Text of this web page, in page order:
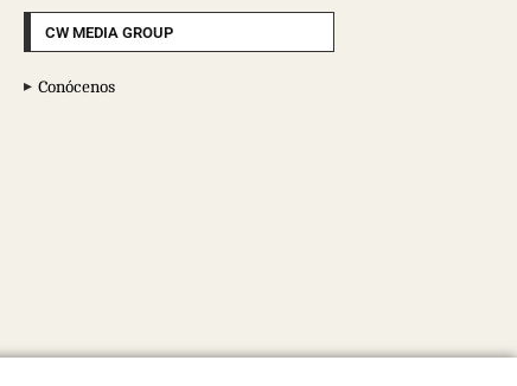
CW MEDIA GROUP
Conócenos